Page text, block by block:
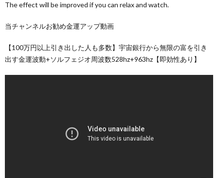
The effect will be improved if you can relax and watch.
当チャンネルお勧め金運アップ動画
【100万円以上引き出した人も多数】宇宙銀行から無限の富を引き
出す金運波動+ソルフェジオ周波数528hz+963hz【即効性あり】